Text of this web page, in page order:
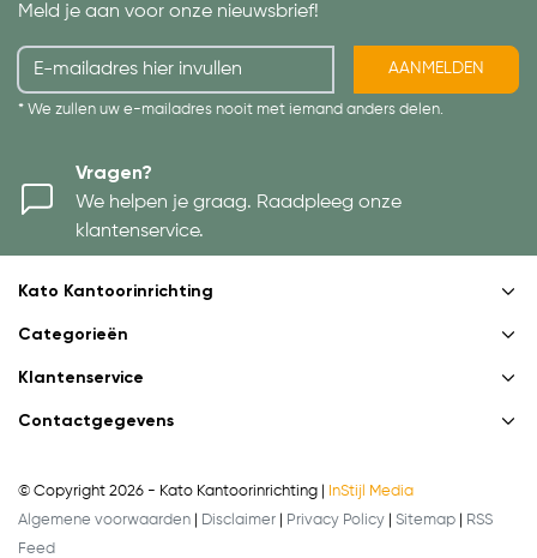
Meld je aan voor onze nieuwsbrief!
AANMELDEN
* We zullen uw e-mailadres nooit met iemand anders delen.
Vragen?
We helpen je graag. Raadpleeg onze
klantenservice.
Kato Kantoorinrichting
Categorieën
Klantenservice
Contactgegevens
© Copyright 2026 - Kato Kantoorinrichting |
InStijl Media
Algemene voorwaarden
Disclaimer Privacy Policy Sitemap
RSS
Feed